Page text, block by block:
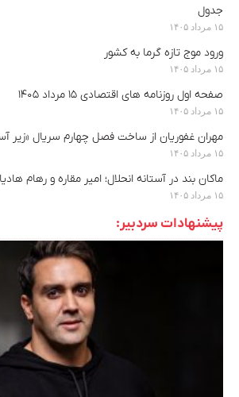
جدول
۱۵ مرداد ۱۴۰۵
ورود موج تازه گرما به کشور
۱۵ مرداد ۱۴۰۵
صفحه اول روزنامه های اقتصادی ۱۵ مرداد ۱۴۰۵
۱۵ مرداد ۱۴۰۵
مهران غفوریان از ساخت فصل چهارم سریال «زیر
۱۵ مرداد ۱۴۰۵
ماکان بند در آستانه انحلال؛ امیر مقاره و رهام
۱۵ مرداد ۱۴۰۵
پیشنهادات سردبیر: